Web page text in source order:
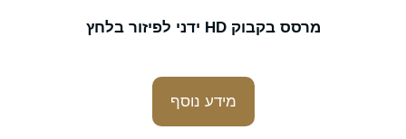
מרסס בקבוק HD ידני לפיזור בלחץ
מידע נוסף